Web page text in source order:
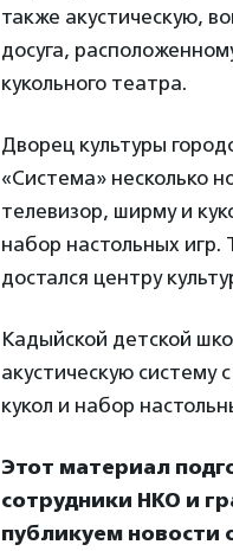
также акустическую,
досуга,
кукольного театра.
Дворец культуры
«Система» несколько
телевизор, ширму и
набор настольных игр.
достался центру
Кадыйской детской
акустическую систему
кукол и набор
Этот материал
сотрудники НКО и
публикуем новости